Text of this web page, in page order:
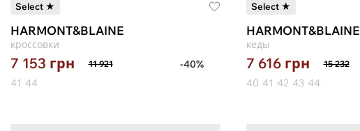
Select ★
HARMONT&BLAINE
кроссовки
7 153 грн 11 921
-40%
41 44
Select ★
HARMONT&BLAINE
кеды
7 616 грн 15 232
40 41 42 43 44